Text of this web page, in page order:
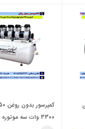
3300 وات سه موتوره